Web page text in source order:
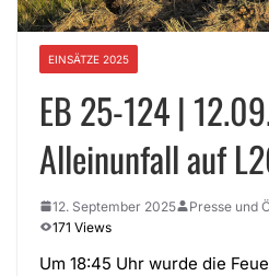
EINSÄTZE 2025
EB 25-124 |
Alleinunfall auf
12. September 2025
Presse und
171 Views
Um 18:45 Uhr wurde die